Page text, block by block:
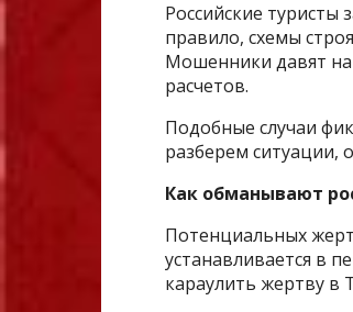
Российские туристы
правило, схемы
Мошенники давят на
расчетов.
Подобные случаи
разберем
Как обманывают
Потенциальных
устанавливается в
караулить жертву в